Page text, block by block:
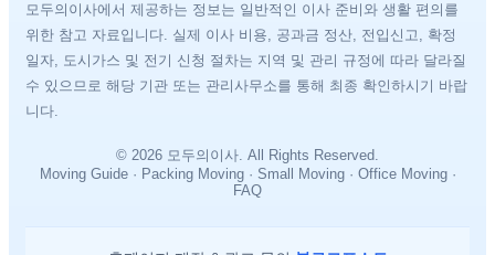
모두의이사에서 제공하는 정보는 일반적인 이사 준비와 생활 편의를
위한 참고 자료입니다. 실제 이사 비용, 공과금 정산, 전입신고, 확정
일자, 도시가스 및 전기 신청 절차는 지역 및 관리 규정에 따라 달라질
수 있으므로 해당 기관 또는 관리사무소를 통해 최종 확인하시기 바랍
니다.
© 2026 모두의이사. All Rights Reserved.
Moving Guide · Packing Moving · Small Moving · Office Moving ·
FAQ